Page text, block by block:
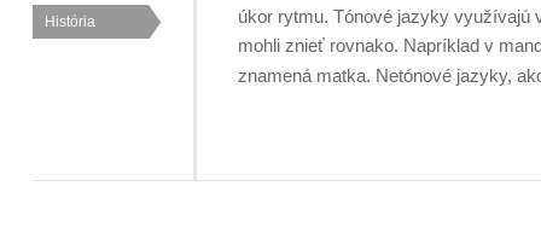
História
úkor rytmu. Tónové jazyky využívajú
mohli znieť rovnako. Napríklad v
znamená matka. Netónové jazyky,